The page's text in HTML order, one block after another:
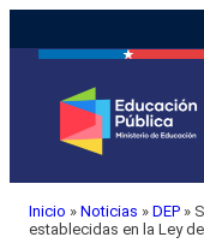
Inicio » Noticias » DEP »
establecidas en la Ley